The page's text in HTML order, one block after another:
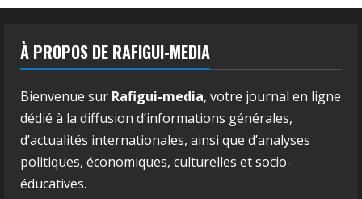
À PROPOS DE RAFIGUI-MEDIA
Bienvenue sur Rafigui-media, votre journal en ligne
dédié à la diffusion d’informations générales,
d’actualités internationales, ainsi que d’analyses
politiques, économiques, culturelles et socio-
éducatives.